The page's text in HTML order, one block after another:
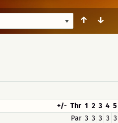
↑ ↓
+/- Thr 1 2 3 4 5
Par 3 3 3 3 3